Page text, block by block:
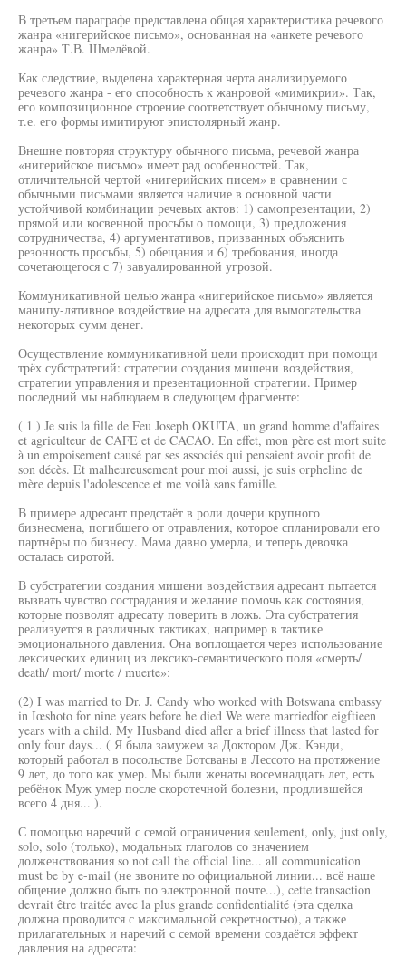
В третьем параграфе представлена общая характеристика речевого
жанра «нигерийское письмо», основанная на «анкете речевого
жанра» Т.В. Шмелёвой.
Как следствие, выделена характерная черта анализируемого
речевого жанра - его способность к жанровой «мимикрии». Так,
его композиционное строение соответствует обычному письму,
т.е. его формы имитируют эпистолярный жанр.
Внешне повторяя структуру обычного письма, речевой жанра
«нигерийское письмо» имеет рад особенностей. Так,
отличительной чертой «нигерийских писем» в сравнении с
обычными письмами является наличие в основной части
устойчивой комбинации речевых актов: 1) самопрезентации, 2)
прямой или косвенной просьбы о помощи, 3) предложения
сотрудничества, 4) аргументативов, призванных объяснить
резонность просьбы, 5) обещания и 6) требования, иногда
сочетающегося с 7) завуалированной угрозой.
Коммуникативной целью жанра «нигерийское письмо» является
манипу-лятивное воздействие на адресата для вымогательства
некоторых сумм денег.
Осуществление коммуникативной цели происходит при помощи
трёх субстратегий: стратегии создания мишени воздействия,
стратегии управления и презентационной стратегии. Пример
последний мы наблюдаем в следующем фрагменте:
( 1 ) Je suis la fille de Feu Joseph OKUTA, un grand homme d'affaires
et agriculteur de CAFE et de CACAO. En effet, mon père est mort suite
à un empoisement causé par ses associés qui pensaient avoir profit de
son décès. Et malheureusement pour moi aussi, je suis orpheline de
mère depuis l'adolescence et me voilà sans famille.
В примере адресант предстаёт в роли дочери крупного
бизнесмена, погибшего от отравления, которое спланировали его
партнёры по бизнесу. Мама давно умерла, и теперь девочка
осталась сиротой.
В субстратегии создания мишени воздействия адресант пытается
вызвать чувство сострадания и желание помочь как состояния,
которые позволят адресату поверить в ложь. Эта субстратегия
реализуется в различных тактиках, например в тактике
эмоционального давления. Она воплощается через использование
лексических единиц из лексико-семантического поля «смерть/
death/ mort/ morte / muerte»:
(2) I was married to Dr. J. Candy who worked with Botswana embassy
in Iœshoto for nine years before he died We were marriedfor eigftieen
years with a child. My Husband died afler a brief illness that lasted for
only four days... ( Я была замужем за Доктором Дж. Кэнди,
который работал в посольстве Ботсваны в Лессото на протяжение
9 лет, до того как умер. Мы были женаты восемнадцать лет, есть
ребёнок Муж умер после скоротечной болезни, продлившейся
всего 4 дня... ).
С помощью наречий с семой ограничения seulement, only, just only,
solo, solo (только), модальных глаголов со значением
долженствования so not call the official line... all communication
must be by e-mail (не звоните no официальной линии... всё наше
общение должно быть по электронной почте...), cette transaction
devrait être traitée avec la plus grande confidentialité (эта сделка
должна проводится с максимальной секретностью), а также
прилагательных и наречий с семой времени создаётся эффект
давления на адресата: